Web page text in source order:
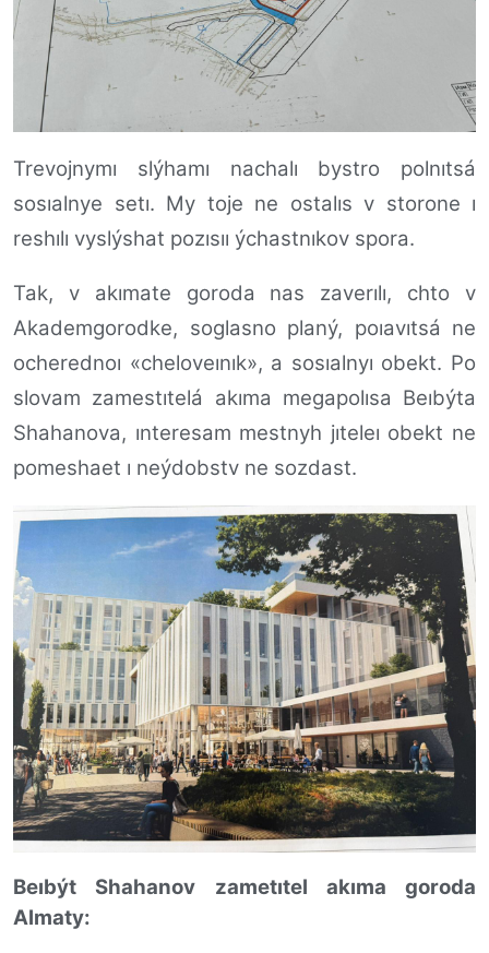
Trevojnymı slýhamı nachalı bystro polnıtsá
sosıalnye setı. My toje ne ostalıs v storone ı
reshılı vyslýshat pozısıı ýchastnıkov spora.
Tak, v akımate goroda nas zaverılı, chto v
Akademgorodke, soglasno planý, poıavıtsá ne
ocherednoı «cheloveınık», a sosıalnyı obekt. Po
slovam zamestıtelá akıma megapolısa Beıbýta
Shahanova, ınteresam mestnyh jıteleı obekt ne
pomeshaet ı neýdobstv ne sozdast.
Beıbýt Shahanov zametıtel akıma goroda
Almaty: